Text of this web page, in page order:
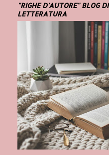
"RIGHE D'AUTORE" BLOG DI
LETTERATURA